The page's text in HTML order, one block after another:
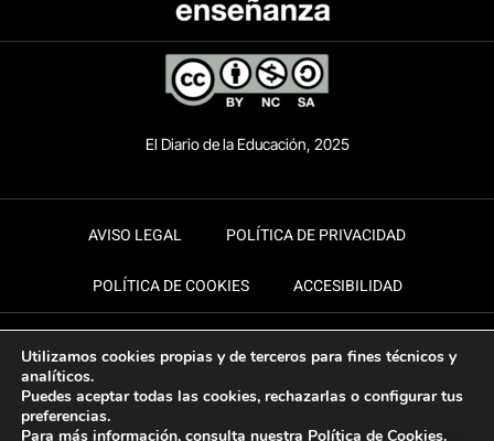
El Diario de la Educación, 2025
AVISO LEGAL POLÍTICA DE PRIVACIDAD
POLÍTICA DE COOKIES ACCESIBILIDAD
Utilizamos cookies propias y de terceros para fines técnicos y
analíticos.
Puedes aceptar todas las cookies, rechazarlas o configurar tus
preferencias.
Para más información, consulta nuestra Política de Cookies.